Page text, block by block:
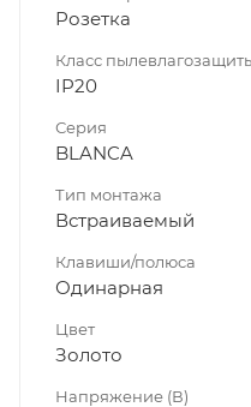
Розетка
Класс
IP20
Серия
BLANCA
Тип монтажа
Встраиваемый
Клавиши/полюса
Одинарная
Цвет
Золото
Напряжение (В)